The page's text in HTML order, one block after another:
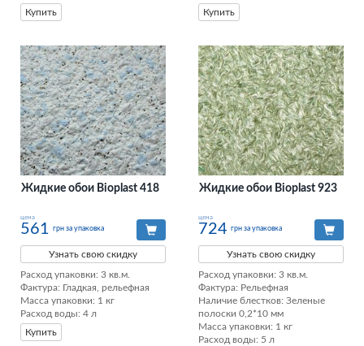
Купить
Купить
Жидкие обои Bioplast 418
цена
561 грн за упаковка
Узнать свою скидку
Расход упаковки: 3 кв.м.
Фактура: Гладкая, рельефная
Масса упаковки: 1 кг
Расход воды: 4 л
Купить
Жидкие обои Bioplast 923
цена
724 грн за упаковка
Узнать свою скидку
Расход упаковки: 3 кв.м.
Фактура: Рельефная
Наличие блестков: Зеленые
полоски 0,2*10 мм
Масса упаковки: 1 кг
Расход воды: 5 л